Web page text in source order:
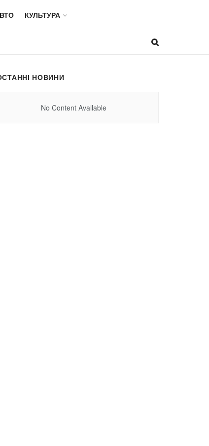
КУЛЬТУРА
НОВИНИ
No Content Available